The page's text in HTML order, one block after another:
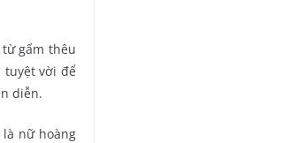
từ gấm thêu
tuyệt vời để
diễn.
là nữ hoàng